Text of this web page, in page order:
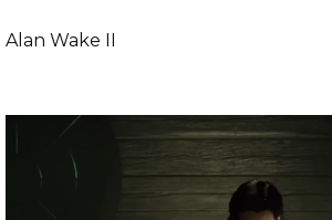
Alan Wake II